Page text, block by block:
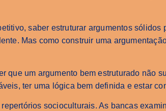
saber estruturar argumentos sólidos
Mas como construir uma
que um argumento bem estruturado não
ter uma lógica bem definida e estar
socioculturais. As bancas